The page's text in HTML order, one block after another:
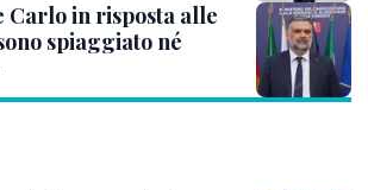
Carlo in risposta alle
spiaggiato né